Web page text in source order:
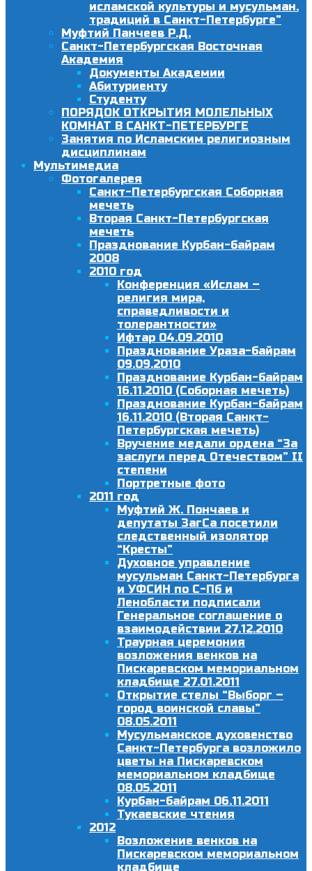
исламской культуры и мусульман.
традиций в Санкт-Петербурге”
Муфтий Панчеев Р.Д.
Санкт-Петербургская Восточная
Академия
Документы Академии
Абитуриенту
Студенту
ПОРЯДОК ОТКРЫТИЯ МОЛЕЛЬНЫХ
КОМНАТ В САНКТ-ПЕТЕРБУРГЕ
Занятия по Исламским религиозным
дисциплинам
Мультимедиа
Фотогалерея
Санкт-Петербургская Соборная
мечеть
Вторая Санкт-Петербургская
мечеть
Празднование Курбан-байрам
2008
2010 год
Конференция «Ислам –
религия мира,
справедливости и
толерантности»
Ифтар 04.09.2010
Празднование Ураза-байрам
09.09.2010
Празднование Курбан-байрам
16.11.2010 (Соборная мечеть)
Празднование Курбан-байрам
16.11.2010 (Вторая Санкт-
Петербургская мечеть)
Вручение медали ордена “За
заслуги перед Отечеством” II
степени
Портретные фото
2011 год
Муфтий Ж. Пончаев и
депутаты ЗагСа посетили
следственный изолятор
“Кресты”
Духовное управление
мусульман Санкт-Петербурга
и УФСИН по С-Пб и
Ленобласти подписали
Генеральное соглашение о
взаимодействии 27.12.2010
Траурная церемония
возложения венков на
Пискаревском мемориальном
кладбище 27.01.2011
Открытие стелы “Выборг –
город воинской славы”
08.05.2011
Мусульманское духовенство
Санкт-Петербурга возложило
цветы на Пискаревском
мемориальном кладбище
08.05.2011
Курбан-байрам 06.11.2011
Тукаевские чтения
2012
Возложение венков на
Пискаревском мемориальном
кладбище